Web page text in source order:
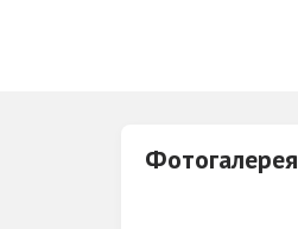
Фотогалерея